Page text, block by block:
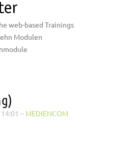
web-based Trainings
Modulen
– MEDIENCOM